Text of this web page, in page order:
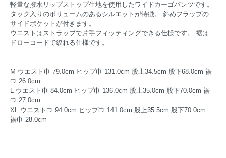
軽量な撥水リップストップ生地を使用したワイドカーゴパンツです。
タック入りのボリュームのあるシルエットが特徴。 斜めフラップの
サイドポケットが付きます。
ウエストはストラップで片手フィッティングできる仕様です。 裾は
ドローコードで絞れる仕様です。
M ウエスト巾 79.0cm ヒップ巾 131.0cm 股上34.5cm 股下68.0cm 裾
巾 26.0cm
L ウエスト巾 84.0cm ヒップ巾 136.0cm 股上35.0cm 股下70.0cm 裾
巾 27.0cm
XL ウエスト巾 94.0cm ヒップ巾 141.0cm 股上35.5cm 股下70.0cm
裾巾 28.0cm